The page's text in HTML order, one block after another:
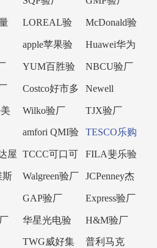
LOREAL验
厂
McDonald验
厂
apple苹果验
厂
Huawei华为
验厂
YUM百胜验
厂
NBCU验厂
Costco好市多
验厂
Newell
Brands纽威验
厂
Wilko验厂 TJX验厂
amfori QMI验
厂
TESCO乐购
验厂
屋 TCCC可口可
乐验厂
FILA斐乐验
厂
斯
Walgreen验厂
JCPenney杰
西潘尼验厂
GAP验厂 Express验厂
华星光电验
厂
H&M验厂
TWG威好集
普利马克